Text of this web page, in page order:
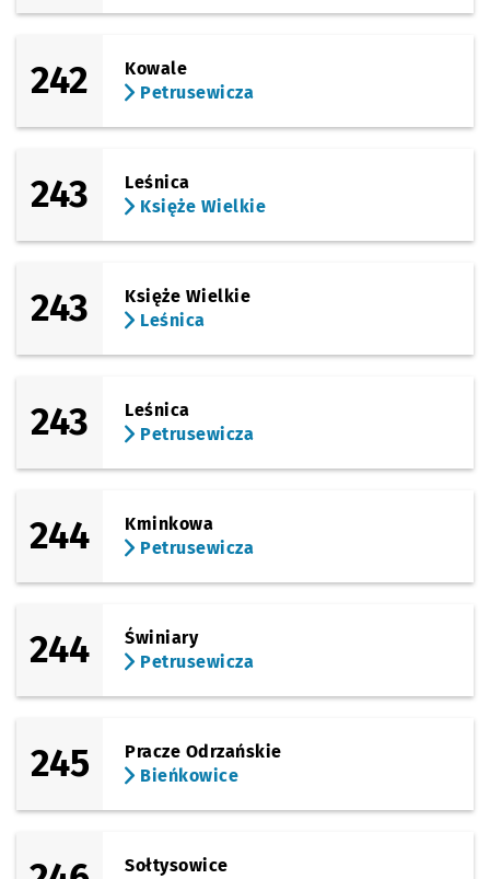
242
Kowale
Petrusewicza
243
Leśnica
Księże Wielkie
243
Księże Wielkie
Leśnica
243
Leśnica
Petrusewicza
244
Kminkowa
Petrusewicza
244
Świniary
Petrusewicza
245
Pracze Odrzańskie
Bieńkowice
Sołtysowice